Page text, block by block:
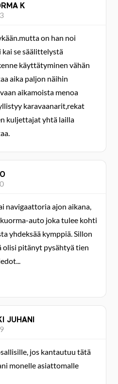
K
on han noi
kai se säälittelystä
käyttätyminen vähän
aika paljon näihin
aikamoista menoa
karavaanarit,rekat
kuljettajat yhtä lailla
navigaattoria ajon aikana,
auto joka tulee kohti
yhdeksää kymppiä. Sillon
olisi pitänyt pysähtyä tien
JUHANI
jos kantautuu tätä
monelle asiattomalle